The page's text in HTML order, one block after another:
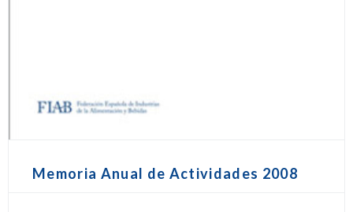
Memoria Anual de Actividades 2008